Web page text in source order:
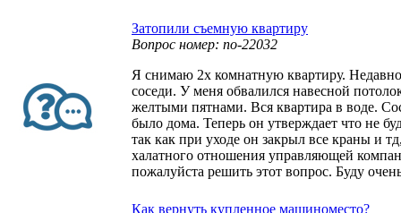
Затопили съемную квартиру
Вопрос номер: no-22032
Я снимаю 2х комнатную квартиру.
соседи. У меня обвалился навесной
желтыми пятнами. Вся квартира в воде.
было дома. Теперь он утверждает что не
так как при уходе он закрыл все краны и
халатного отношения управляющей
пожалуйста решить этот вопрос. Буду
Как вернуть купленное машиноместо?